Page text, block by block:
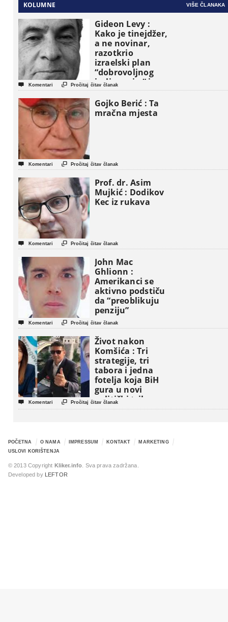
KOLUMNE VIŠE ČLANAKA
Gideon Levy :
Kako je tinejdžer,
a ne novinar,
razotkrio
izraelski plan
“dobrovoljnog
iseljavanja ” iz
Gaze
 Komentari  Pročitaj čitav članak
Gojko Berić : Ta
mračna mjesta
 Komentari  Pročitaj čitav članak
Prof. dr. Asim
Mujkić : Dodikov
Kec iz rukava
 Komentari  Pročitaj čitav članak
John Mac
Ghlionn :
Amerikanci se
aktivno podstiču
da “preoblikuju
penziju”
 Komentari  Pročitaj čitav članak
Život nakon
Komšića : Tri
strategije, tri
tabora i jedna
fotelja koja BiH
gura u novi
politički triler
 Komentari  Pročitaj čitav članak
POČETNA O NAMA IMPRESSUM KONTAKT
MARKETING
USLOVI KORIŠTENJA
© 2013 Copyright Kliker.info . Sva prava zadržana.
Developed by
LEFTOR